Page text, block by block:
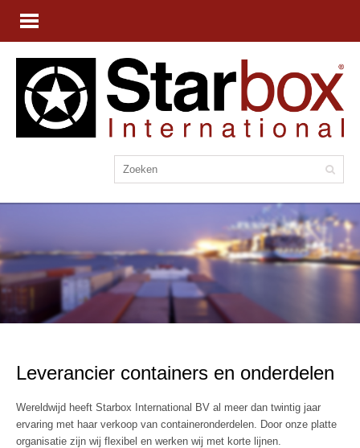
Leverancier containers en onderdelen
Wereldwijd heeft Starbox International BV al meer dan twintig jaar
ervaring met haar verkoop van containeronderdelen. Door onze platte
organisatie zijn wij flexibel en werken wij met korte lijnen.